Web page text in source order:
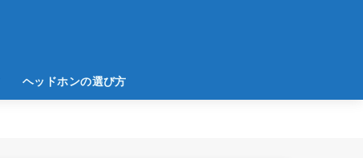
ヘッドホンの選び方